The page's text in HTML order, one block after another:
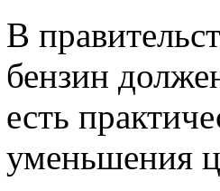
В
бензин
есть
уменьшения